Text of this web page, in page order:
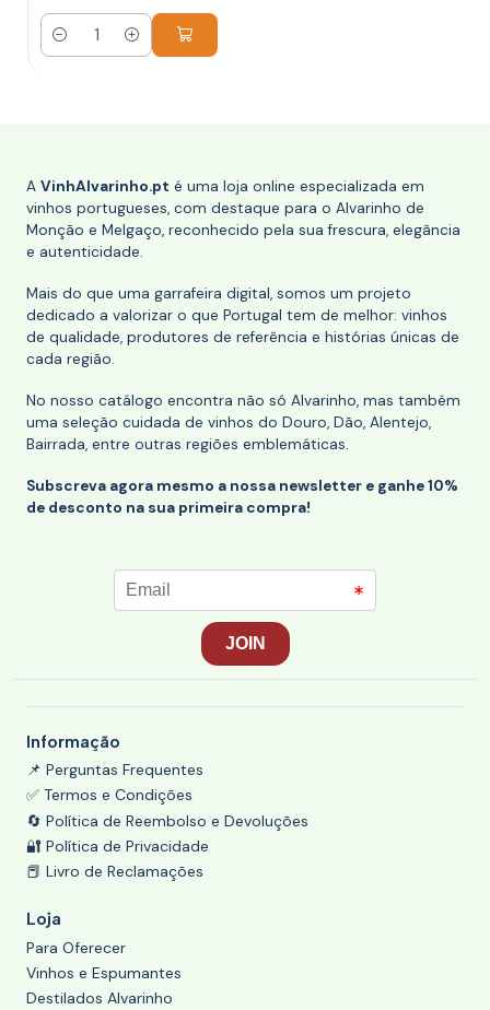
Quantidade
A VinhAlvarinho.pt é uma loja online especializada em
vinhos portugueses, com destaque para o Alvarinho de
Monção e Melgaço, reconhecido pela sua frescura, elegância
e autenticidade.
Mais do que uma garrafeira digital, somos um projeto
dedicado a valorizar o que Portugal tem de melhor: vinhos
de qualidade, produtores de referência e histórias únicas de
cada região.
No nosso catálogo encontra não só Alvarinho, mas também
uma seleção cuidada de vinhos do Douro, Dão, Alentejo,
Bairrada, entre outras regiões emblemáticas.
Subscreva agora mesmo a nossa newsletter e ganhe 10%
de desconto na sua primeira compra!
Informação
📌 Perguntas Frequentes
✅ Termos e Condições
🔄 Política de Reembolso e Devoluções
🔐 Política de Privacidade
📕 Livro de Reclamações
Loja
Para Oferecer
Vinhos e Espumantes
Destilados Alvarinho